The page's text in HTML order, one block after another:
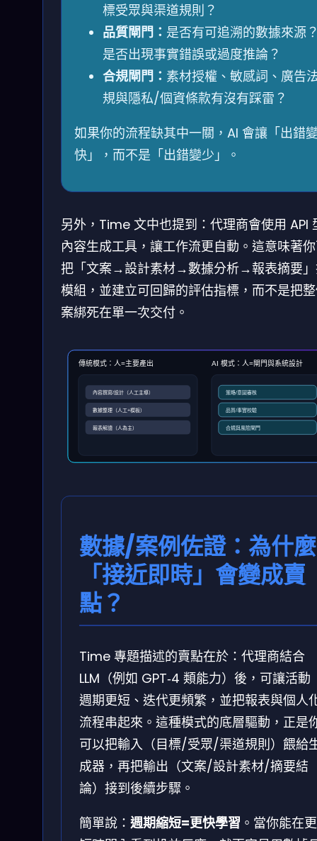
標受眾與渠道規則？
品質閘門： 是否有可追溯的數據來源
是否出現事實錯誤或過度推論？
合規閘門： 素材授權、敏感詞、廣告
規與隱私/個資條款有沒有踩雷？
如果你的流程缺其中一關，AI 會讓「出錯
快」，而不是「出錯變少」。
另外，Time 文中也提到：代理商會使用 API
內容生成工具，讓工作流更自動。這意味著
把「文案→設計素材→數據分析→報表摘要
模組，並建立可回歸的評估指標，而不是把
案綁死在單一次交付。
傳統模式：人=主要產出
內容撰寫/設計（人工主導）
數據整理（人工+模板）
報表解讀（人為主）
AI 模式：人=閘門與系統設計
策略/意圖審核
品質/事實校驗
合規與風險閘門
數據/案例佐證：為什麼
「接近即時」會變成賣
點？
Time 專題描述的賣點在於：代理商結合
LLM（例如 GPT‑4 類能力）後，可讓活動
週期更短、迭代更頻繁，並把報表與個人
流程串起來。這種模式的底層驅動，正是
可以把輸入（目標/受眾/渠道規則）餵給
成器，再把輸出（文案/設計素材/摘要結
論）接到後續步驟。
簡單說： 週期縮短=更快學習 。當你能在更